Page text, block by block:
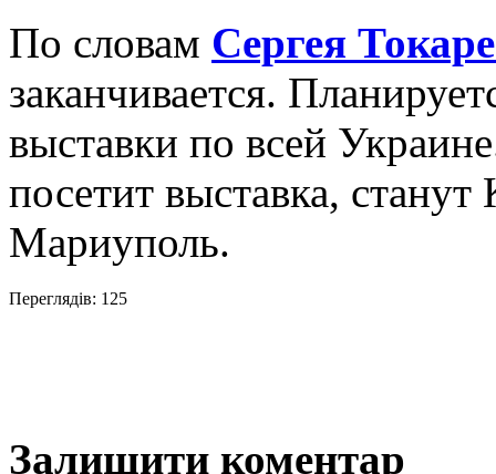
По словам Сергея
заканчивается.
выставки по всей
посетит выставка,
Мариуполь.
Переглядів: 125
Залишити коментар